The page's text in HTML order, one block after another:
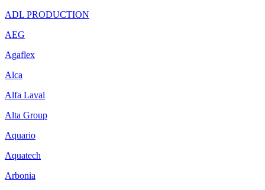
ADL PRODUCTION
AEG
Agaflex
Alca
Alfa Laval
Alta Group
Aquario
Aquatech
Arbonia